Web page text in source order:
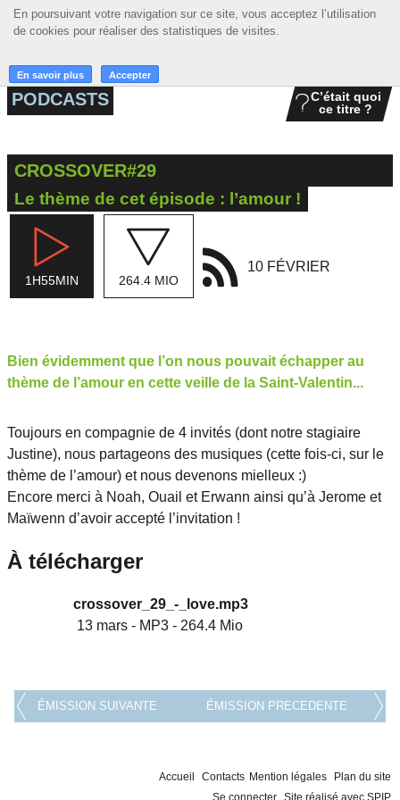
En poursuivant votre navigation sur ce site, vous acceptez l’utilisation
de cookies pour réaliser des statistiques de visites.
En savoir plus Accepter
En poursuivant votre navigation sur ce site, vous acceptez l’utilisation
de cookies pour réaliser des statistiques de visites.
En savoir plus Accepter
☰ MENU
ACCUEIL
ACTIONS
PODCASTS
C’était quoi
ce titre ?
CROSSOVER#29
Le thème de cet épisode : l’amour !
1H55MIN 264.4 MIO
10 FÉVRIER
Bien évidemment que l’on nous pouvait échapper au
thème de l’amour en cette veille de la Saint-Valentin...
Toujours en compagnie de 4 invités (dont notre stagiaire
Justine), nous partageons des musiques (cette fois-ci, sur le
thème de l’amour) et nous devenons mielleux :)
Encore merci à Noah, Ouail et Erwann ainsi qu’à Jerome et
Maïwenn d’avoir accepté l’invitation !
À télécharger
crossover_29_-_love.mp3
13 mars - MP3 - 264.4 Mio
ÉMISSION SUIVANTE ÉMISSION PRECEDENTE
Accueil Contacts Mention légales
Plan du site
Se connecter Site réalisé avec SPIP